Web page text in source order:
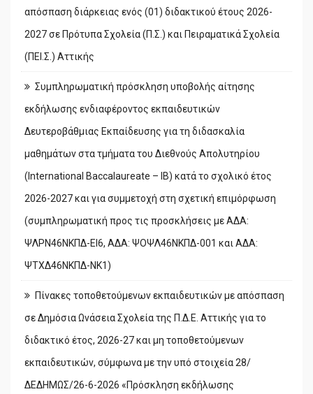
απόσπαση διάρκειας ενός (01) διδακτικού έτους 2026-
2027 σε Πρότυπα Σχολεία (Π.Σ.) και Πειραματικά Σχολεία
(ΠΕΙ.Σ.) Αττικής
Συμπληρωματική πρόσκληση υποβολής αίτησης
εκδήλωσης ενδιαφέροντος εκπαιδευτικών
Δευτεροβάθμιας Εκπαίδευσης για τη διδασκαλία
μαθημάτων στα τμήματα του Διεθνούς Απολυτηρίου
(International Baccalaureate – IB) κατά το σχολικό έτος
2026-2027 και για συμμετοχή στη σχετική επιμόρφωση
(συμπληρωματική προς τις προσκλήσεις με ΑΔΑ:
ΨΛΡΝ46ΝΚΠΔ-ΕΙ6, ΑΔΑ: ΨΟΨΛ46ΝΚΠΔ-001 και ΑΔΑ:
ΨΤΧΔ46ΝΚΠΔ-ΝΚ1)
Πίνακες τοποθετούμενων εκπαιδευτικών με απόσπαση
σε Δημόσια Ωνάσεια Σχολεία της Π.Δ.Ε. Αττικής για το
διδακτικό έτος, 2026-27 και μη τοποθετούμενων
εκπαιδευτικών, σύμφωνα με την υπό στοιχεία 28/
ΔΕΔΗΜΩΣ/26-6-2026 «Πρόσκληση εκδήλωσης